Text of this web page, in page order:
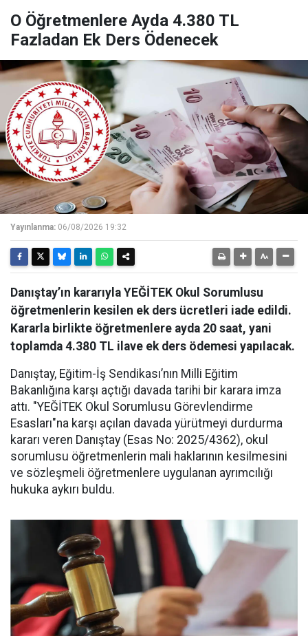
O Öğretmenlere Ayda 4.380 TL
Fazladan Ek Ders Ödenecek
Yayınlanma: 06/08/2026 19:32
Danıştay’ın kararıyla YEĞİTEK Okul Sorumlusu
öğretmenlerin kesilen ek ders ücretleri iade edildi.
Kararla birlikte öğretmenlere ayda 20 saat, yani
toplamda 4.380 TL ilave ek ders ödemesi yapılacak.
Danıştay, Eğitim-İş Sendikası’nın Milli Eğitim
Bakanlığına karşı açtığı davada tarihi bir karara imza
attı. "YEĞİTEK Okul Sorumlusu Görevlendirme
Esasları"na karşı açılan davada yürütmeyi durdurma
kararı veren Danıştay (Esas No: 2025/4362), okul
sorumlusu öğretmenlerin mali haklarının kesilmesini
ve sözleşmeli öğretmenlere uygulanan ayrımcılığı
hukuka aykırı buldu.